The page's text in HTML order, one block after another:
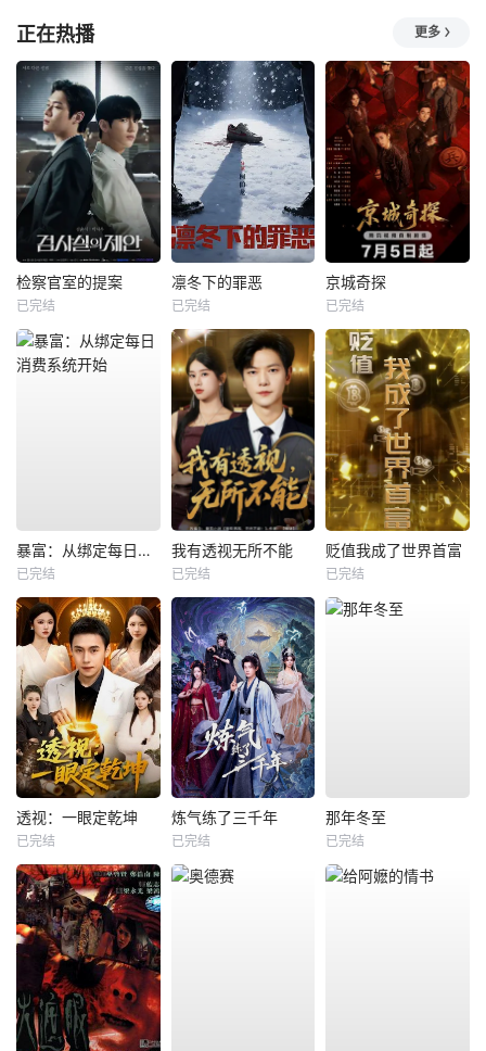
正在热播 更多
检察官室的提案
已完结
凛冬下的罪恶
已完结
京城奇探
已完结
暴富：从绑定每日消费系统开始
已完结
我有透视无所不能
已完结
贬值我成了世界首富
已完结
透视：一眼定乾坤
已完结
炼气练了三千年
已完结
那年冬至
已完结